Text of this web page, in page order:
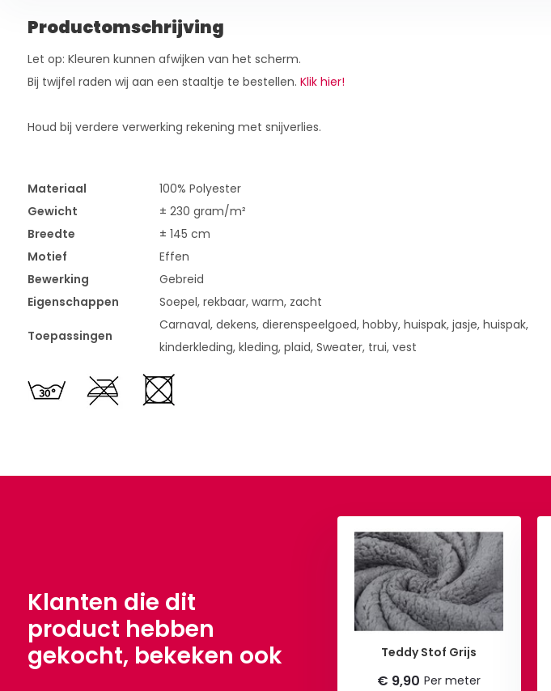
Productomschrijving
Let op: Kleuren kunnen afwijken van het scherm.
Bij twijfel raden wij aan een staaltje te bestellen. Klik hier!
Houd bij verdere verwerking rekening met snijverlies.
Materiaal
100% Polyester
Gewicht
± 230 gram/m²
Breedte
± 145 cm
Motief
Effen
Bewerking
Gebreid
Eigenschappen
Soepel, rekbaar, warm, zacht
Toepassingen
Carnaval, dekens, dierenspeelgoed, hobby, huispak, jasje, huispak,
kinderkleding, kleding, plaid, Sweater, trui, vest
Klanten die dit
product hebben
gekocht, bekeken ook
Teddy Stof Grijs
€ 9,90 Per meter